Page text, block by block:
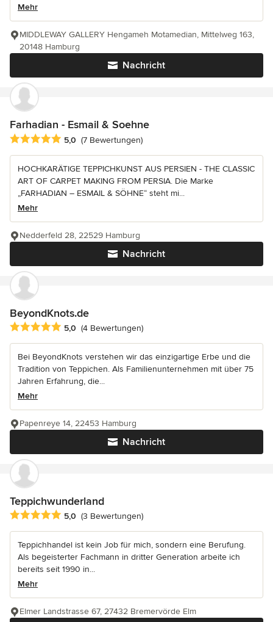
Mehr
Nachricht
MIDDLEWAY GALLERY Hengameh Motamedian, Mittelweg 163,
20148 Hamburg
Farhadian - Esmail & Soehne
Durchschnittliche Bewertung: 5 von 5 Sternen
5,0 (7 Bewertungen)
HOCHKARÄTIGE TEPPICHKUNST AUS PERSIEN - THE CLASSIC
ART OF CARPET MAKING FROM PERSIA. Die Marke
„FARHADIAN – ESMAIL & SÖHNE“ steht mi...
Mehr
Nachricht
Nedderfeld 28, 22529 Hamburg
BeyondKnots.de
Durchschnittliche Bewertung: 5 von 5 Sternen
5,0 (4 Bewertungen)
Bei BeyondKnots verstehen wir das einzigartige Erbe und die
Tradition von Teppichen. Als Familienunternehmen mit über 75
Jahren Erfahrung, die...
Mehr
Nachricht
Papenreye 14, 22453 Hamburg
Teppichwunderland
Durchschnittliche Bewertung: 5 von 5 Sternen
5,0 (3 Bewertungen)
Teppichhandel ist kein Job für mich, sondern eine Berufung.
Als begeisterter Fachmann in dritter Generation arbeite ich
bereits seit 1990 in...
Mehr
Elmer Landstrasse 67, 27432 Bremervörde Elm